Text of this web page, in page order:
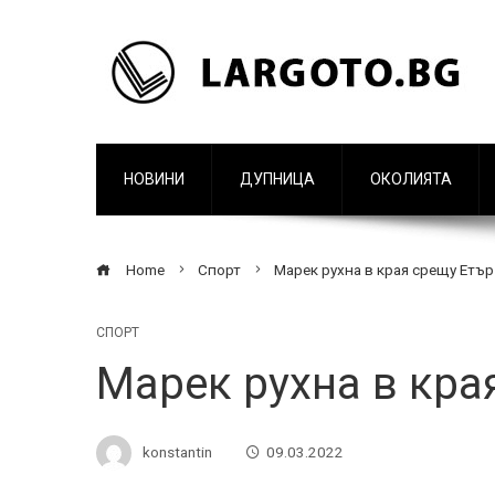
НОВИНИ ДУПНИЦА ОКОЛИЯТА
Home Спорт Марек рухна в края срещу Етър
СПОРТ
Марек рухна в
konstantin 09.03.2022